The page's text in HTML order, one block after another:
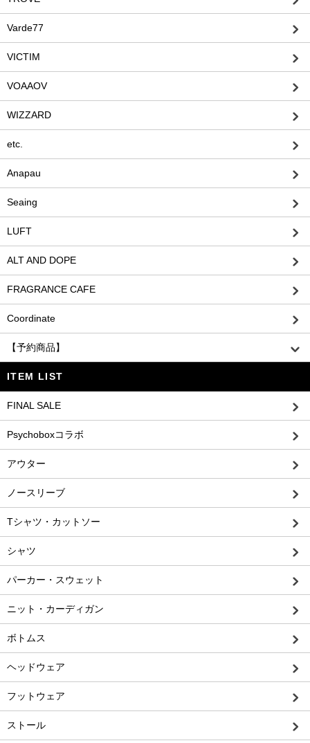
Varde77
VICTIM
VOAAOV
WIZZARD
etc.
Anapau
Seaing
LUFT
ALT AND DOPE
FRAGRANCE CAFE
Coordinate
【予約商品】
ITEM LIST
FINAL SALE
Psychoboxコラボ
アウター
ノースリーブ
Tシャツ・カットソー
シャツ
パーカー・スウェット
ニット・カーディガン
ボトムス
ヘッドウェア
フットウェア
ストール